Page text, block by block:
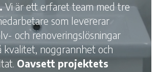
Vi är ett erfaret team med tre
som levererar
och renoveringslösningar
kvalitet, noggrannhet och
Oavsett projektets